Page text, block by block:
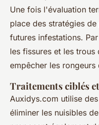
Une fois l'évaluation
place des stratégies de
futures infestations.
les fissures et les
empêcher les rongeurs
Traitements ciblés
Auxidys.com utilise des
éliminer les nuisibles